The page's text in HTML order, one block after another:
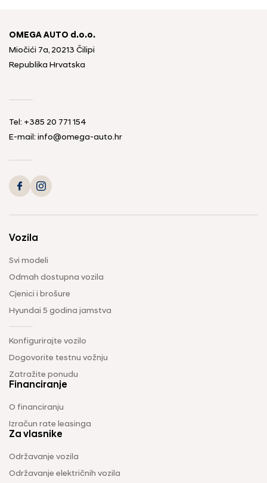
OMEGA AUTO d.o.o.
Miočići 7a, 20213 Čilipi
Republika Hrvatska
Tel: +385 20 771 154
E-mail: info@omega-auto.hr
Vozila
Svi modeli
Odmah dostupna vozila
Cjenici i brošure
Hyundai 5 godina jamstva
Konfigurirajte vozilo
Dogovorite testnu vožnju
Zatražite ponudu
Financiranje
O financiranju
Izračun rate leasinga
Za vlasnike
Održavanje vozila
Održavanje električnih vozila